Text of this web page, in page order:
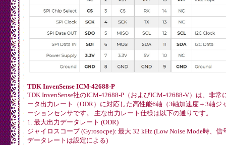
TDK InvenSense ICM-42688-P
TDK InvenSense社のICM-42688-P（およびICM-42688-V）は、非常
ータ出力レート（ODR）に対応した高性能6軸（3軸加速度＋3軸ジ
ーションセンサです。 主な出力レート仕様は以下の通りです。
1. 最大出力データレート (ODR)
ジャイロスコープ (Gyrosocpe): 最大 32 kHz (Low Noise Mode時、信
データレートは設定による)